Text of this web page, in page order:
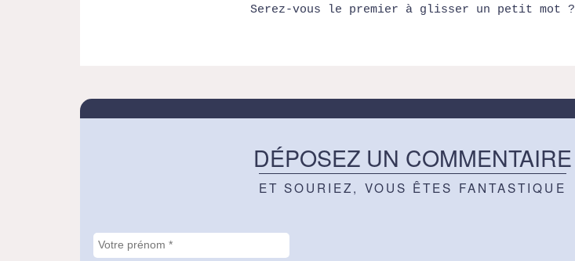
Serez-vous le premier à glisser un petit mot ?
DÉPOSEZ UN COMMENTAIRE
ET SOURIEZ, VOUS ÊTES FANTASTIQUE